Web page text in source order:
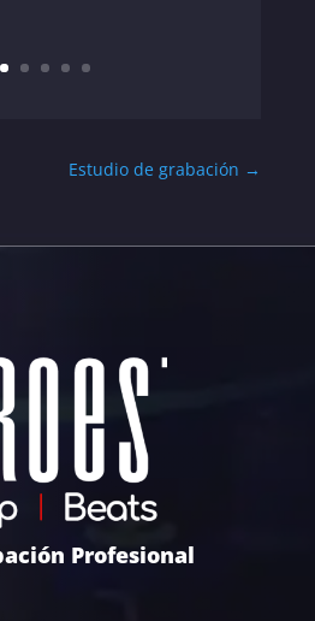
Estudio de grabación →
Profesional